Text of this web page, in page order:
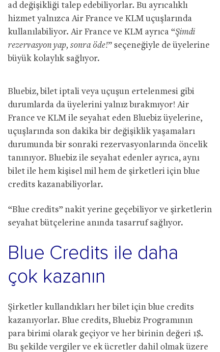
ad değişikliği talep edebiliyorlar. Bu ayrıcalıklı
hizmet yalnızca Air France ve KLM uçuşlarında
kullanılabiliyor. Air France ve KLM ayrıca “Şimdi
rezervasyon yap, sonra öde!” seçeneğiyle de üyelerine
büyük kolaylık sağlıyor.
Bluebiz, bilet iptali veya uçuşun ertelenmesi gibi
durumlarda da üyelerini yalnız bırakmıyor! Air
France ve KLM ile seyahat eden Bluebiz üyelerine,
uçuşlarında son dakika bir değişiklik yaşamaları
durumunda bir sonraki rezervasyonlarında öncelik
tanınıyor. Bluebiz ile seyahat edenler ayrıca, aynı
bilet ile hem kişisel mil hem de şirketleri için blue
credits kazanabiliyorlar.
“Blue credits” nakit yerine geçebiliyor ve şirketlerin
seyahat bütçelerine anında tasarruf sağlıyor.
Blue Credits ile daha
çok kazanın
Şirketler kullandıkları her bilet için blue credits
kazanıyorlar. Blue credits, Bluebiz Programının
para birimi olarak geçiyor ve her birinin değeri 1$.
Bu şekilde vergiler ve ek ücretler dahil olmak üzere